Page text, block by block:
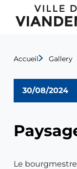
de
Menu
principal
Accueil Gallery
30/08/2024
Le